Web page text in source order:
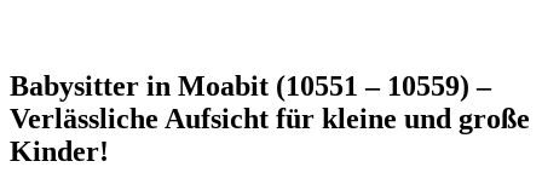
Babysitter in Moabit (10551 – 10559) –
Verlässliche Aufsicht für kleine und große
Kinder!